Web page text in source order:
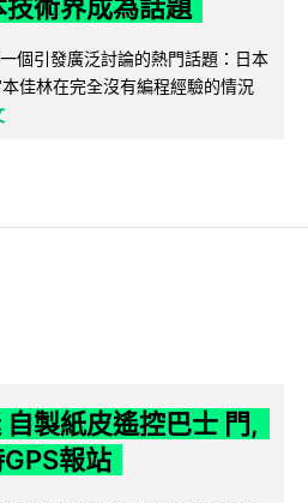
技術界成為話題
個引發廣泛討論的熱門話題：日本
佳林在完全沒有編程經驗的情況
製紙皮遙控巴士 門,
報站